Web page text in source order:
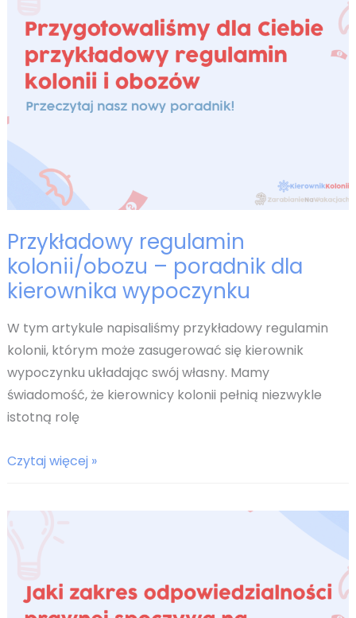
kolonii
powinien
nim
zarządzać
i
jakie
aspekty?
Przykładowy regulamin
kolonii/obozu – poradnik dla
kierownika wypoczynku
W tym artykule napisaliśmy przykładowy regulamin
kolonii, którym może zasugerować się kierownik
wypoczynku układając swój własny. Mamy
świadomość, że kierownicy kolonii pełnią niezwykle
istotną rolę
Przykładowy
kierownika
Czytaj więcej »